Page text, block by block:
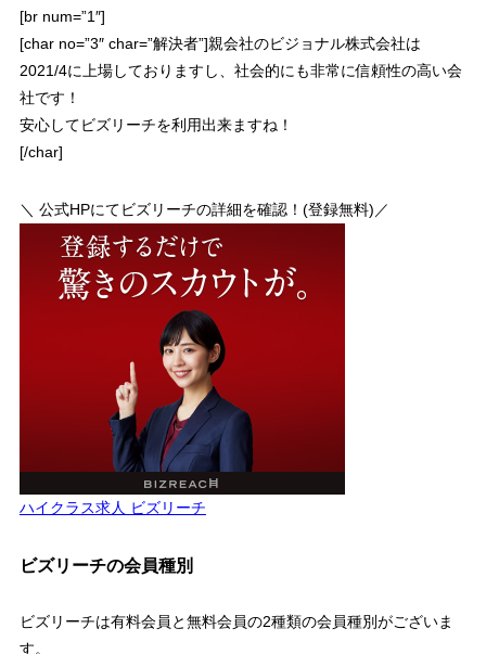
[br num=”1″]
[char no=”3″ char=”解決者”]親会社のビジョナル株式会社は
2021/4に上場しておりますし、社会的にも非常に信頼性の高い会
社です！
安心してビズリーチを利用出来ますね！
[/char]
＼ 公式HPにてビズリーチの詳細を確認！(登録無料)／
ハイクラス求人 ビズリーチ
ビズリーチの会員種別
ビズリーチは有料会員と無料会員の2種類の会員種別がございま
す。